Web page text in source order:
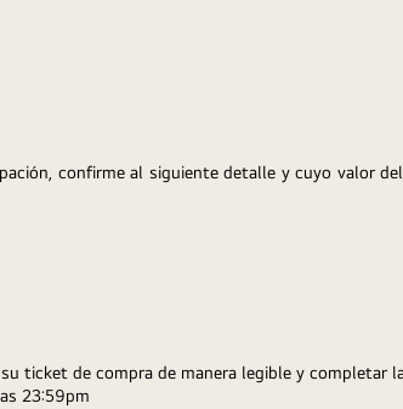
confirme al siguiente detalle y cuyo valor
ticket de compra de manera legible y completar
23:59pm